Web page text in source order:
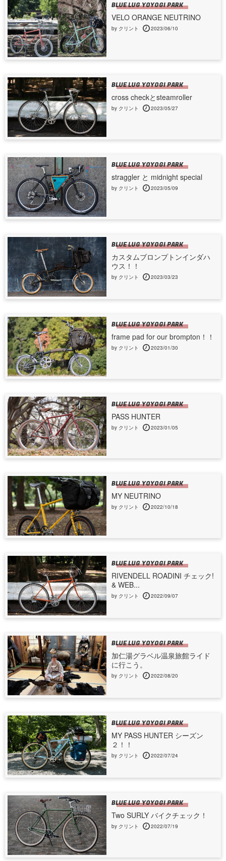
BLUE LUG YOYOGI PARK
VELO ORANGE NEUTRINO
by クリント 2023/06/10
BLUE LUG YOYOGI PARK
cross checkとsteamroller
by クリント 2023/05/27
BLUE LUG YOYOGI PARK
straggler と midnight special
by クリント 2023/05/09
BLUE LUG YOYOGI PARK
カスタムブロンプトンインダハ
ウス！！
by クリント 2023/03/23
BLUE LUG YOYOGI PARK
frame pad for our brompton！！
by クリント 2023/01/30
BLUE LUG YOYOGI PARK
PASS HUNTER
by クリント 2023/01/05
BLUE LUG YOYOGI PARK
MY NEUTRINO
by クリント 2022/10/18
BLUE LUG YOYOGI PARK
RIVENDELL ROADINI チェック!
& WEB...
by クリント 2022/09/07
BLUE LUG YOYOGI PARK
加仁湯グラベル温泉旅館ライド
に行こう。
by クリント 2022/08/20
BLUE LUG YOYOGI PARK
MY PASS HUNTER シーズン
２！！
by クリント 2022/07/24
BLUE LUG YOYOGI PARK
Two SURLY バイクチェック！
by クリント 2022/07/19